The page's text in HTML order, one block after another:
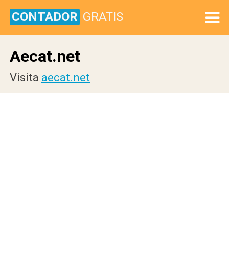
CONTADOR GRATIS
Aecat.net
Visita aecat.net